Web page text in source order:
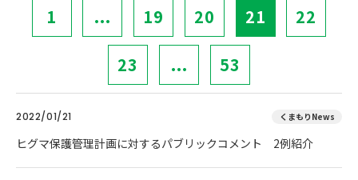
1 ... 19 20 21 22
23 ... 53
2022/01/21 くまもりNews
ヒグマ保護管理計画に対するパブリックコメント 2例紹介